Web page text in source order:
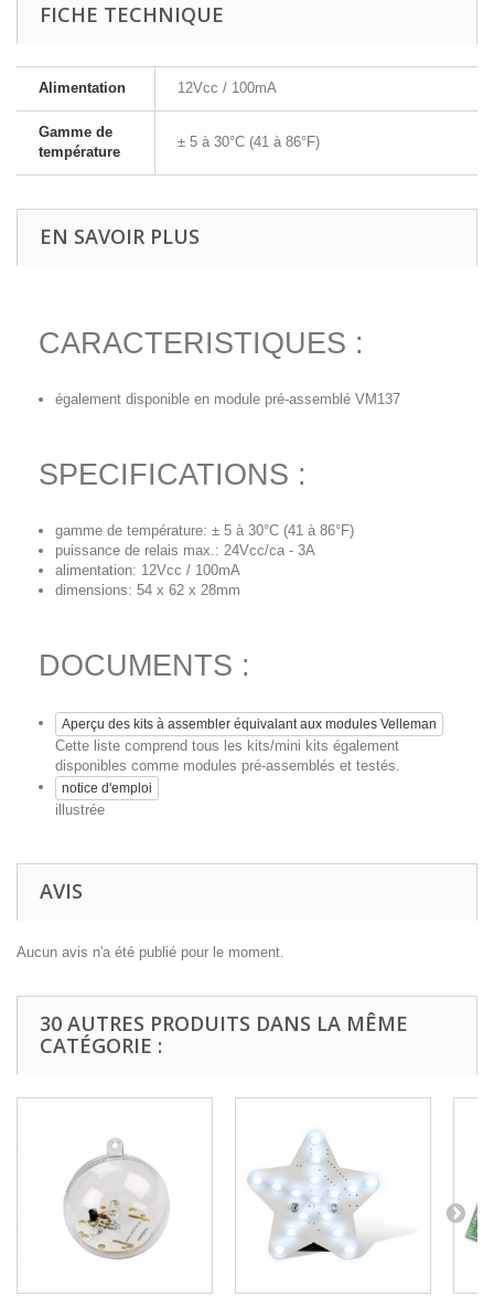
FICHE TECHNIQUE
Alimentation 12Vcc / 100mA
Gamme de
température
± 5 à 30°C (41 à 86°F)
EN SAVOIR PLUS
CARACTERISTIQUES :
également disponible en module pré-assemblé VM137
SPECIFICATIONS :
gamme de température: ± 5 à 30°C (41 à 86°F)
puissance de relais max.: 24Vcc/ca - 3A
alimentation: 12Vcc / 100mA
dimensions: 54 x 62 x 28mm
DOCUMENTS :
Aperçu des kits à assembler équivalant aux modules Velleman
Cette liste comprend tous les kits/mini kits également
disponibles comme modules pré-assemblés et testés.
notice d'emploi
illustrée
AVIS
Aucun avis n'a été publié pour le moment.
30 AUTRES PRODUITS DANS LA MÊME
CATÉGORIE :